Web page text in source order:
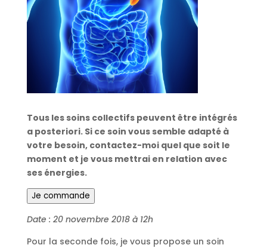
Tous les soins collectifs peuvent être intégrés
a posteriori. Si ce soin vous semble adapté à
votre besoin, contactez-moi quel que soit le
moment et je vous mettrai en relation avec
ses énergies.
Je commande
Date : 20 novembre 2018 à 12h
Pour la seconde fois, je vous propose un soin